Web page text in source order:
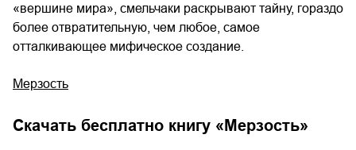
«вершине мира», смельчаки раскрывают тайну, гораздо
более отвратительную, чем любое, самое
отталкивающее мифическое создание.
Мерзость
Скачать бесплатно книгу «Мерзость»